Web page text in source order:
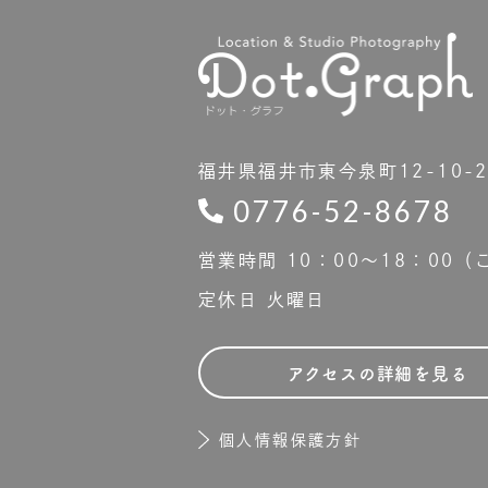
福井県福井市東今泉町12-10-2
0776-52-8678
営業時間 10：00〜18：00（ご
定休日 火曜日
アクセスの詳細を見る
個人情報保護方針